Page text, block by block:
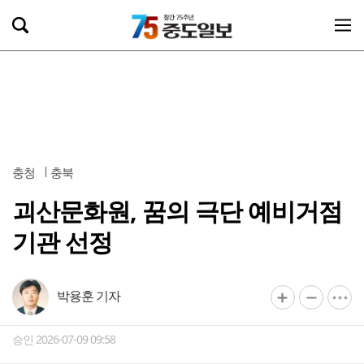
충청 충북
괴산문화원, 꿈의 극단 예비거점
기관 선정
박용훈 기자
승인 2026-07-09 09:58